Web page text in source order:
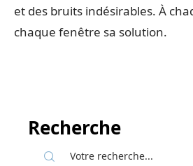
et des bruits indésirables. À
chaque fenêtre sa solution.
Recherche